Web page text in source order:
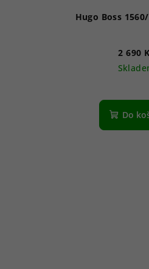
Hugo Boss
2 690
Do